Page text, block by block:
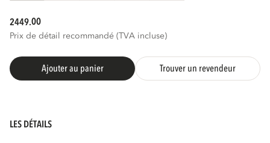
2449.00
Prix de détail recommandé (TVA incluse)
Ajouter au panier Trouver un revendeur
LES DÉTAILS